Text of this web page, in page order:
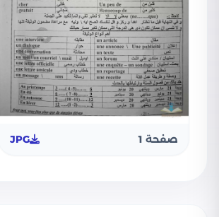
صفحة 1 JPG